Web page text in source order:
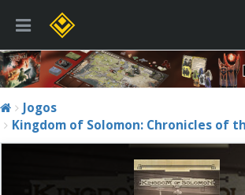
Jogos
Kingdom of Solomon: Chronicles of